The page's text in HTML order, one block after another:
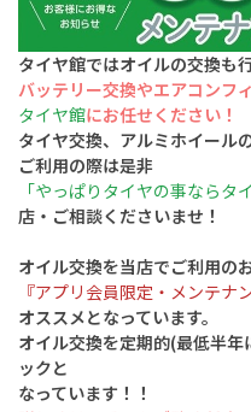
タイヤ館ではオイルの交換も
バッテリー交換やエアコンフ
タイヤ館にお任せください！
タイヤ交換、アルミホイール
ご利用の際は是非
「やっぱりタイヤの事ならタ
店・ご相談くださいませ！
オイル交換を当店でご利用の
『アプリ会員限定・メンテナ
オススメとなっています。
オイル交換を定期的(最低半年
ックと
なっています！！